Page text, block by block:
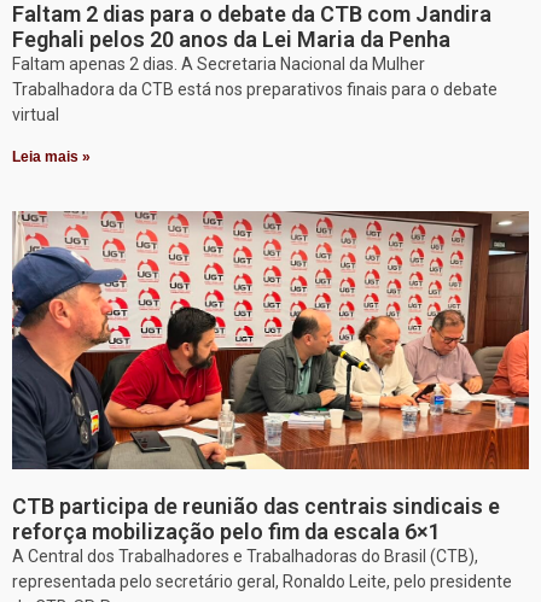
Faltam 2 dias para o debate da CTB com Jandira
Feghali pelos 20 anos da Lei Maria da Penha
Faltam apenas 2 dias. A Secretaria Nacional da Mulher
Trabalhadora da CTB está nos preparativos finais para o debate
virtual
Leia mais »
CTB participa de reunião das centrais sindicais e
reforça mobilização pelo fim da escala 6×1
A Central dos Trabalhadores e Trabalhadoras do Brasil (CTB),
representada pelo secretário geral, Ronaldo Leite, pelo presidente